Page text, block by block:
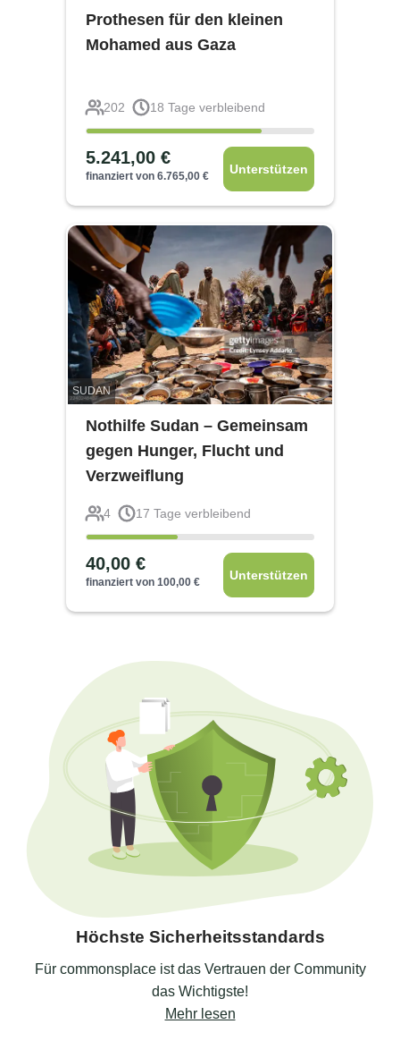
Prothesen für den kleinen
Mohamed aus Gaza
202 18 Tage verbleibend
5.241,00 €
finanziert von 6.765,00 € Unterstützen
SUDAN
Nothilfe Sudan – Gemeinsam
gegen Hunger, Flucht und
Verzweiflung
4 17 Tage verbleibend
40,00 €
finanziert von 100,00 € Unterstützen
Höchste Sicherheitsstandards
Für commonsplace ist das Vertrauen der Community
das Wichtigste!
Mehr lesen